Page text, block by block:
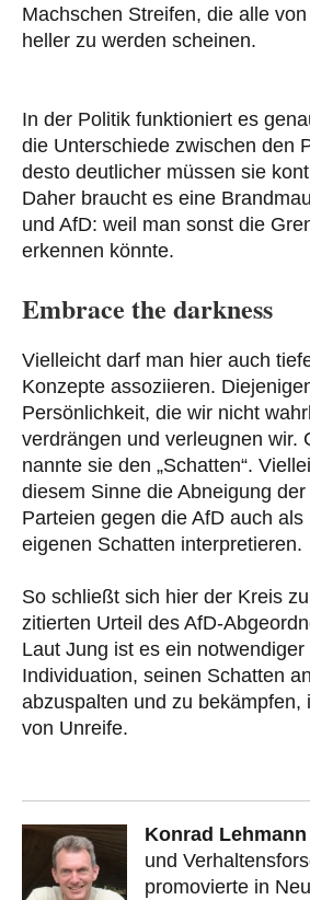
Machschen Streifen, die alle
heller zu werden scheinen.
In der Politik funktioniert es
die Unterschiede zwischen den
desto deutlicher müssen sie
Daher braucht es eine
und AfD: weil man sonst die
erkennen könnte.
Embrace the darkness
Vielleicht darf man hier auch
Konzepte assoziieren.
Persönlichkeit, die wir nicht
verdrängen und verleugnen wir.
nannte sie den „Schatten“.
diesem Sinne die Abneigung
Parteien gegen die AfD auch
eigenen Schatten interpretieren.
So schließt sich hier der Kreis
zitierten Urteil des AfD-
Laut Jung ist es ein
Individuation, seinen Schatten
abzuspalten und zu bekämpfen,
von Unreife.
Konrad Lehmann
und
promovierte in